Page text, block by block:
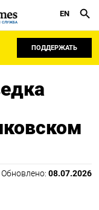
СЛУЖБА
EN
ПОДДЕРЖАТЬ
Обновлено: 08.07.2026